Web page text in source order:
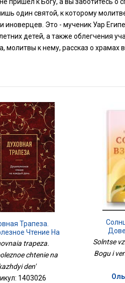
один святой, к которому
Это - мученик Уар
детей, а также облегчения
молитвы к нему, рассказ о храмах в
Трапеза.
Чтение На
День
trapeza.
chtenie na
den'
1403026
Solntse
Bogu i